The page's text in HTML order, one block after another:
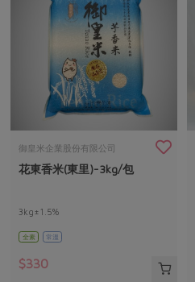
御皇米企業股份有限公司
花東香米(東里)-3kg/包
3kg±1.5%
全素 常溫
$330